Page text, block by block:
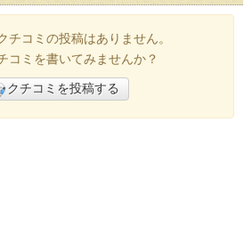
チコミの投稿はありません。
コミを書いてみませんか？
クチコミを投稿する